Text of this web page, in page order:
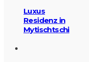
Luxus
Residenz in
Mytischtschi